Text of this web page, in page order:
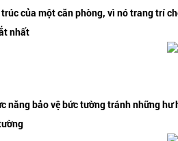
của một căn phòng, vì nó trang trí
nhất
năng bảo vệ bức tường tránh những